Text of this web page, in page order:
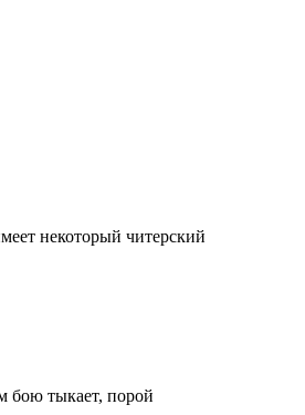
некоторый читерский
бою тыкает, порой